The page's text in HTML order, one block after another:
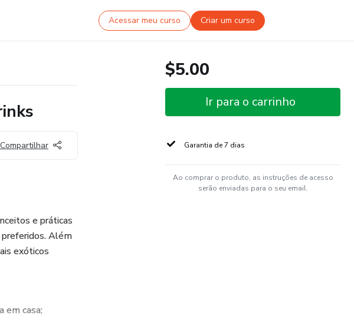
Acessar meu curso Criar um curso
Compartilhar
e práticas
preferidos. Além
exóticos
em casa;
$5.00
Ir para o carrinho
Garantia de 7 dias
Ao comprar o produto, as instruções de acesso
serão enviadas para o seu email.